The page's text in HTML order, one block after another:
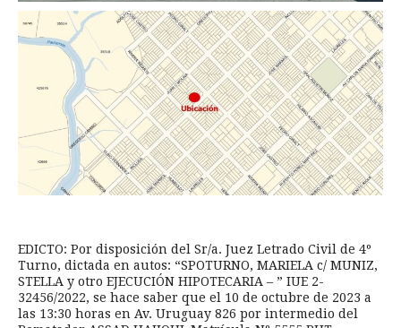
EDICTO: Por disposición del Sr/a. Juez Letrado Civil de 4º
Turno, dictada en autos: “SPOTURNO, MARIELA c/ MUNIZ,
STELLA y otro EJECUCIÓN HIPOTECARIA – ” IUE 2-
32456/2022, se hace saber que el 10 de octubre de 2023 a
las 13:30 horas en Av. Uruguay 826 por intermedio del